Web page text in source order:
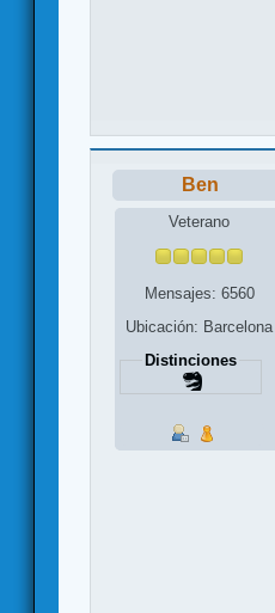
Ben
Veterano
Mensajes: 6560
Ubicación: Barcelona
Distinciones